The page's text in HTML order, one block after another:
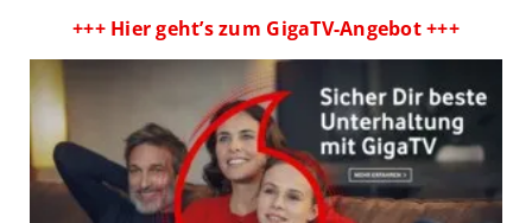
+++ Hier geht’s zum GigaTV-Angebot +++